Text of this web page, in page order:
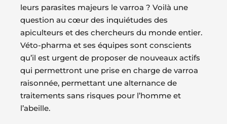
leurs parasites majeurs le varroa ? Voilà une
question au cœur des inquiétudes des
apiculteurs et des chercheurs du monde entier.
Véto-pharma et ses équipes sont conscients
qu’il est urgent de proposer de nouveaux actifs
qui permettront une prise en charge de varroa
raisonnée, permettant une alternance de
traitements sans risques pour l’homme et
l’abeille.